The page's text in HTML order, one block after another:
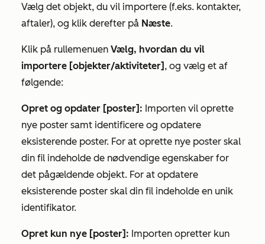
Vælg det objekt, du vil importere (f.eks. kontakter,
aftaler), og klik derefter på Næste.
Klik på rullemenuen Vælg, hvordan du vil
importere [objekter/aktiviteter] , og vælg et af
følgende:
Opret og opdater [poster]: Importen vil oprette
nye poster samt identificere og opdatere
eksisterende poster. For at oprette nye poster skal
din fil indeholde de nødvendige egenskaber for
det pågældende objekt. For at opdatere
eksisterende poster skal din fil indeholde en unik
identifikator.
Opret kun nye [poster]: Importen opretter kun